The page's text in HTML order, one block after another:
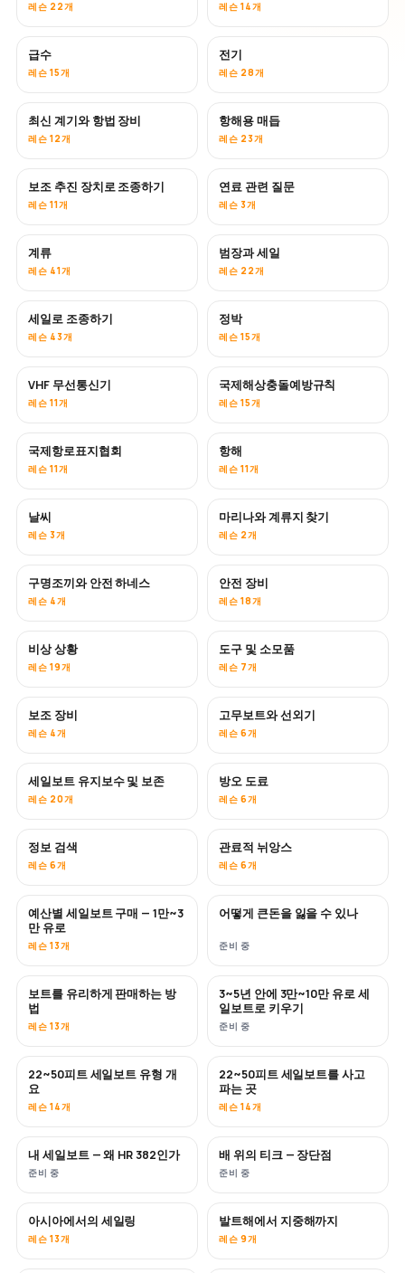
레슨 22개 레슨 14개
급수
레슨 15개
전기
레슨 28개
최신 계기와 항법 장비
레슨 12개
항해용 매듭
레슨 23개
보조 추진 장치로 조종하기
레슨 11개
연료 관련 질문
레슨 3개
계류
레슨 41개
범장과 세일
레슨 22개
세일로 조종하기
레슨 43개
정박
레슨 15개
VHF 무선통신기
레슨 11개
국제해상충돌예방규칙
레슨 15개
국제항로표지협회
레슨 11개
항해
레슨 11개
날씨
레슨 3개
마리나와 계류지 찾기
레슨 2개
구명조끼와 안전 하네스
레슨 4개
안전 장비
레슨 18개
비상 상황
레슨 19개
도구 및 소모품
레슨 7개
보조 장비
레슨 4개
고무보트와 선외기
레슨 6개
세일보트 유지보수 및 보존
레슨 20개
곧 공개
방오 도료
레슨 6개
정보 검색
레슨 6개
관료적 뉘앙스
레슨 6개
곧 공개
예산별 세일보트 구매 — 1만~3
만 유로
레슨 13개
곧 공개
어떻게 큰돈을 잃을 수 있나
준비 중
신규
보트를 유리하게 판매하는 방
법
레슨 13개
신규
3~5년 안에 3만~10만 유로 세
일보트로 키우기
준비 중
곧 공개
22~50피트 세일보트 유형 개
요
레슨 14개
곧 공개
22~50피트 세일보트를 사고
파는 곳
레슨 14개
곧 공개
내 세일보트 — 왜 HR 382인가
준비 중
곧 공개
배 위의 티크 — 장단점
준비 중
곧 공개
아시아에서의 세일링
레슨 13개
곧 공개
발트해에서 지중해까지
레슨 9개